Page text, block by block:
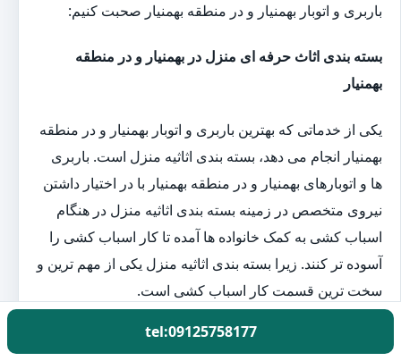
باربری و اتوبار بهمنیار و در منطقه بهمنیار صحبت کنیم:
بسته بندی اثاث حرفه ای منزل در بهمنیار و در منطقه
بهمنیار
یکی از خدماتی که بهترین باربری و اتوبار بهمنیار و در منطقه
بهمنیار انجام می دهد، بسته بندی اثاثیه منزل است. باربری
ها و اتوبارهای بهمنیار و در منطقه بهمنیار با در اختیار داشتن
نیروی متخصص در زمینه بسته بندی اثاثیه منزل در هنگام
اسباب کشی به کمک خانواده ها آمده تا کار اسباب کشی را
آسوده تر کنند. زیرا بسته بندی اثاثیه منزل یکی از مهم ترین و
سخت ترین قسمت کار اسباب کشی است.
اتوبار حمل اثاث منزل در بهمنیار و در منطقه بهمنیار
tel:09125758177